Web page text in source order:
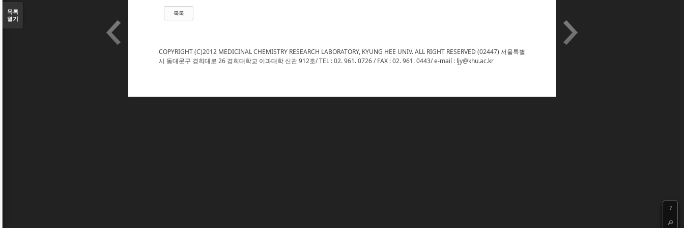
?
목록
목록
열기
COPYRIGHT (C)2012 MEDICINAL CHEMISTRY RESEARCH LABORATORY, KYUNG HEE UNIV. ALL RIGHT RESERVED (02447) 서울특별
시 동대문구 경희대로 26 경희대학교 이과대학 신관 912호/ TEL : 02. 961. 0726 / FAX : 02. 961. 0443/ e-mail : ljy@khu.ac.kr